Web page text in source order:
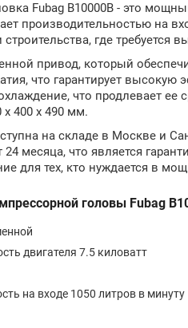
Fubag B10000B - это
производительностью на
где требуется
привод, который
что гарантирует
что продлевает
x 400 x 490 мм.
на складе в Москве и
24 месяца, что является
для тех, кто нуждается в
головы Fubag
двигателя 7.5 киловатт
на входе 1050 литров в минуту